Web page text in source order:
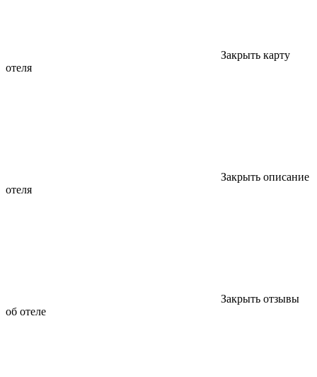
Закрыть карту
отеля
Закрыть описание
отеля
Закрыть отзывы
об отеле